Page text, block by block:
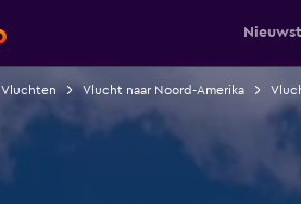
Vluchten Vlucht naar Noord-Amerika